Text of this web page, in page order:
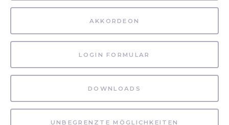
AKKORDEON
LOGIN FORMULAR
DOWNLOADS
UNBEGRENZTE MÖGLICHKEITEN